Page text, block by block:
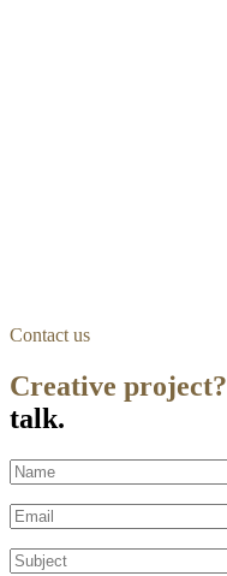
Contact us
Creative project?
talk.